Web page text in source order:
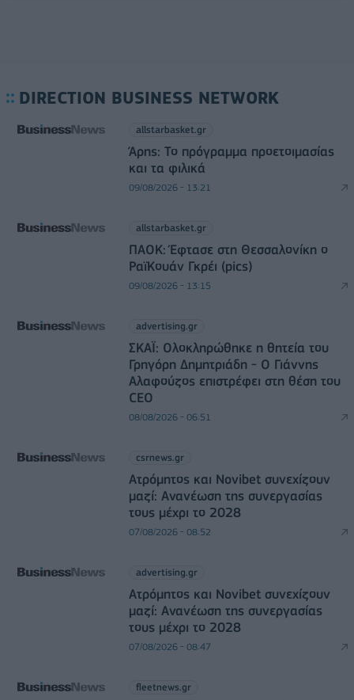
DIRECTION BUSINESS NETWORK
allstarbasket.gr
Άρης: Το πρόγραμμα προετοιμασίας
και τα φιλικά
09/08/2026 - 13:21
allstarbasket.gr
ΠΑΟΚ: Έφτασε στη Θεσσαλονίκη ο
ΡαϊΚουάν Γκρέι (pics)
09/08/2026 - 13:15
advertising.gr
ΣΚΑΪ: Ολοκληρώθηκε η θητεία του
Γρηγόρη Δημητριάδη - Ο Γιάννης
Αλαφούζος επιστρέφει στη θέση του
CEO
08/08/2026 - 06:51
csrnews.gr
Ατρόμητος και Novibet συνεχίζουν
μαζί: Ανανέωση της συνεργασίας
τους μέχρι το 2028
07/08/2026 - 08:52
advertising.gr
Ατρόμητος και Novibet συνεχίζουν
μαζί: Ανανέωση της συνεργασίας
τους μέχρι το 2028
07/08/2026 - 08:47
fleetnews.gr